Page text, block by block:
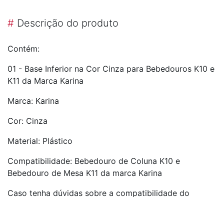
# Descrição do produto
Contém:
01 - Base Inferior na Cor Cinza para Bebedouros K10 e
K11 da Marca Karina
Marca: Karina
Cor: Cinza
Material: Plástico
Compatibilidade: Bebedouro de Coluna K10 e
Bebedouro de Mesa K11 da marca Karina
Caso tenha dúvidas sobre a compatibilidade do